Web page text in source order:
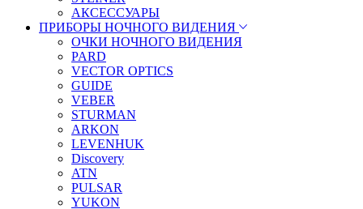
АКСЕССУАРЫ
ПРИБОРЫ НОЧНОГО ВИДЕНИЯ
ОЧКИ НОЧНОГО ВИДЕНИЯ
PARD
VECTOR OPTICS
GUIDE
VEBER
STURMAN
ARKON
LEVENHUK
Discovery
ATN
PULSAR
YUKON